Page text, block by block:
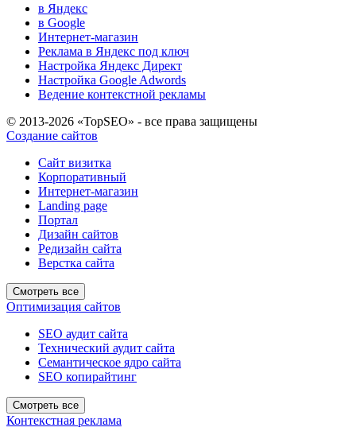
в Яндекс
в Google
Интернет-магазин
Реклама в Яндекс под ключ
Настройка Яндекс Директ
Настройка Google Adwords
Ведение контекстной рекламы
© 2013-2026 «TopSEO» - все права защищены
Создание сайтов
Сайт визитка
Корпоративный
Интернет-магазин
Landing page
Портал
Дизайн сайтов
Редизайн сайта
Верстка сайта
Смотреть все
Оптимизация сайтов
SEO аудит сайта
Технический аудит сайта
Семантическое ядро сайта
SEO копирайтинг
Смотреть все
Контекстная реклама